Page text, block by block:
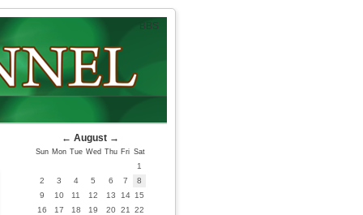
BBS
← August→
Sun Mon Tue Wed Thu Fri Sat
1
2
3 4 5 6 7
8
9
10 11 12 13 14 15
16
17 18 19 20 21
22